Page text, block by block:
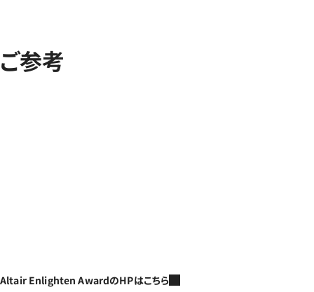
ご参考
Altair Enlighten AwardのHPはこちら